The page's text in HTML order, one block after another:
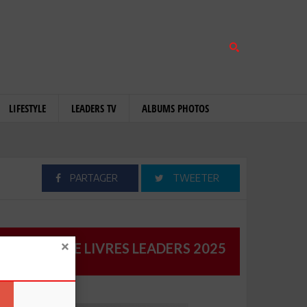
LIFESTYLE LEADERS TV ALBUMS PHOTOS
PARTAGER TWEETER
CATALOGUE LIVRES LEADERS 2025